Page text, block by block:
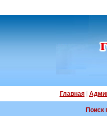
Главная|
Поиск